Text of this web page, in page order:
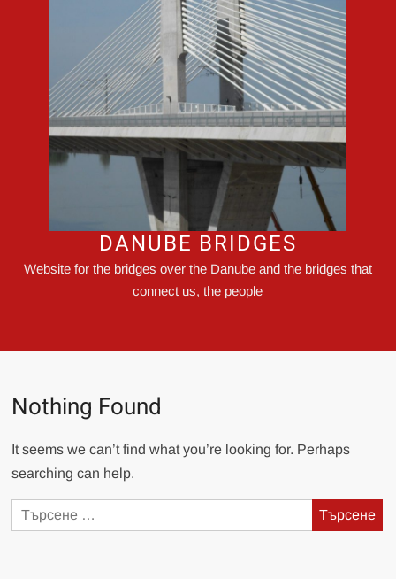
DANUBE BRIDGES
Website for the bridges over the Danube and the bridges that
connect us, the people
Nothing Found
It seems we can’t find what you’re looking for. Perhaps
searching can help.
Търсене
за: